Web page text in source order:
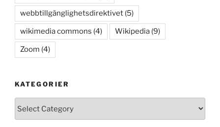
webbtillgänglighetsdirektivet (5)
wikimedia commons (4) Wikipedia (9)
Zoom (4)
KATEGORIER